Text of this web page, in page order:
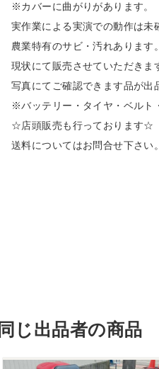
※カバーに曲がりがあります。
実作業による実演での動作は未
農業特有のサビ・汚れあります。
現状にて販売させていただきま
写真にてご確認できます品が出
※バッテリー・タイヤ・ベルト
☆店頭販売も行っております☆
送料についてはお問合せ下さい。
同じ出品者の商品